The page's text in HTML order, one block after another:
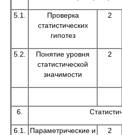
5.1.
Проверка
статистических
гипотез
2
5.2.
Понятие уровня
статистической
значимости
2
6.
6.1.
Параметрические и
2